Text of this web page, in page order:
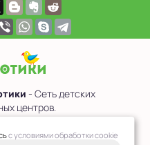
- Сеть детских
центров.
с условиями обработки cookie